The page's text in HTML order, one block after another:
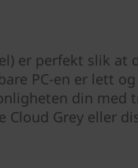
er perfekt slik at
PC-en er lett og
din med
Cloud Grey eller